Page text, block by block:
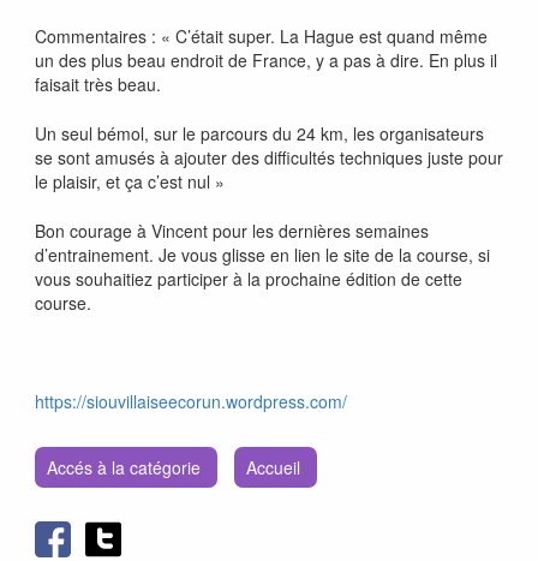
Commentaires : « C’était super. La Hague est quand même
un des plus beau endroit de France, y a pas à dire. En plus il
faisait très beau.
Un seul bémol, sur le parcours du 24 km, les organisateurs
se sont amusés à ajouter des difficultés techniques juste pour
le plaisir, et ça c’est nul »
Bon courage à Vincent pour les dernières semaines
d’entrainement. Je vous glisse en lien le site de la course, si
vous souhaitiez participer à la prochaine édition de cette
course.
https://siouvillaiseecorun.wordpress.com/
Accés à la catégorie Accueil